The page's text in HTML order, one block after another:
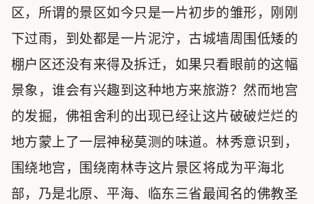
区，所谓的景区如今只是一片初步的雏形，刚刚
下过雨，到处都是一片泥泞，古城墙周围低矮的
棚户区还没有来得及拆迁，如果只看眼前的这幅
景象，谁会有兴趣到这种地方来旅游？然而地宫
的发掘，佛祖舍利的出现已经让这片破破烂烂的
地方蒙上了一层神秘莫测的味道。林秀意识到，
围绕地宫，围绕南林寺这片景区将成为平海北
部，乃是北原、平海、临东三省最闻名的佛教圣